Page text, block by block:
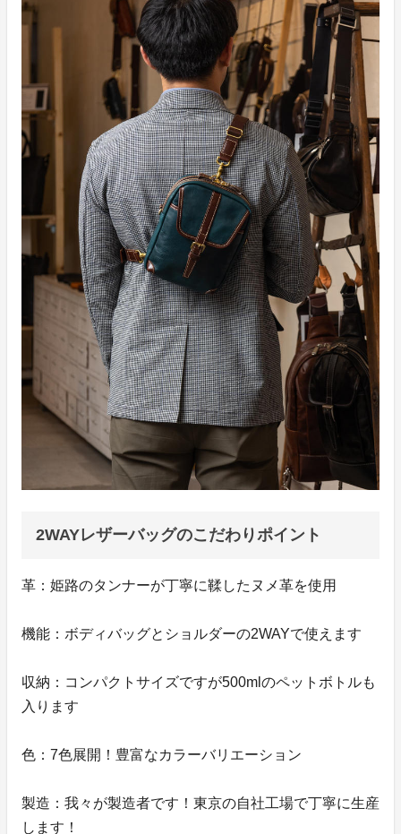
2WAYレザーバッグのこだわりポイント
革：姫路のタンナーが丁寧に鞣したヌメ革を使用
機能：ボディバッグとショルダーの2WAYで使えます
収納：コンパクトサイズですが500mlのペットボトルも
入ります
色：7色展開！豊富なカラーバリエーション
製造：我々が製造者です！東京の自社工場で丁寧に生産
します！